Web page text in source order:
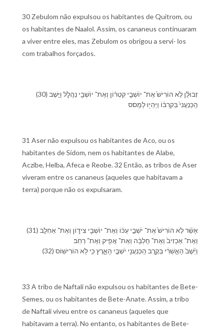
30 Zebulom não expulsou os habitantes de Quitrom, ou
os habitantes de Naalol. Assim, os cananeus continuaram
a viver entre eles, mas Zebulom os obrigou a servi- los
com trabalhos forçados.
(30) זְבוּלֻ֗ן לֹ֤א הוֹרִישׁ֙ אֶת־ יוֹשְׁבֵ֣י קִטְר֔וֹן וְ⁠אֶת־ יוֹשְׁבֵ֖י נַהֲלֹ֑ל וַ⁠יֵּ֤שֶׁב
הַֽ⁠כְּנַעֲנִי֙ בְּ⁠קִרְבּ֔⁠וֹ וַ⁠יִּֽהְי֖וּ לָ⁠מַֽס׃ס
31 Aser não expulsou os habitantes de Aco, ou os
habitantes de Sidom, nem os habitantes de Alabe,
Aczibe, Helba, Afeca e Reobe. 32 Então, as tribos de Aser
viveram entre os cananeus (aqueles que habitavam a
terra) porque não os expulsaram.
(31) אָשֵׁ֗ר לֹ֤א הוֹרִישׁ֙ אֶת־ יֹשְׁבֵ֣י עַכּ֔וֹ וְ⁠אֶת־ יוֹשְׁבֵ֖י צִיד֑וֹן וְ⁠אֶת־ אַחְלָ֤ב
וְ⁠אֶת־ אַכְזִיב֙ וְ⁠אֶת־ חֶלְבָּ֔ה וְ⁠אֶת־ אֲפִ֖יק וְ⁠אֶת־ רְחֹֽב׃
(32) וַ⁠יֵּ֨שֶׁב֙ הָ⁠אָ֣שֵׁרִ֔י בְּ⁠קֶ֥רֶב הַֽ⁠כְּנַעֲנִ֖י יֹשְׁבֵ֣י הָ⁠אָ֑רֶץ כִּ֖י לֹ֥א הוֹרִישֽׁ⁠וֹ׃ס
33 A tribo de Naftali não expulsou os habitantes de Bete-
Semes, ou os habitantes de Bete-Anate. Assim, a tribo
de Naftali viveu entre os cananeus (aqueles que
habitavam a terra). No entanto, os habitantes de Bete-